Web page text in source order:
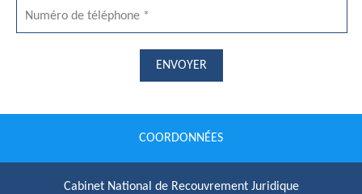
ENVOYER
COORDONNÉES
Cabinet National de Recouvrement Juridique